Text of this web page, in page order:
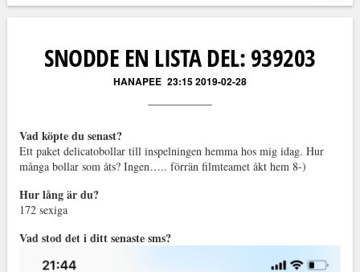
SNODDE EN LISTA DEL: 939203
HANAPEE 23:15 2019-02-28
Vad köpte du senast?
Ett paket delicatobollar till inspelningen hemma hos mig idag. Hur
många bollar som åts? Ingen….. förrän filmteamet åkt hem 8-)
Hur lång är du?
172 sexiga
Vad stod det i ditt senaste sms?